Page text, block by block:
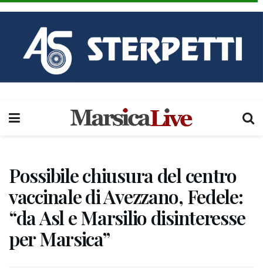
Possibile chiusura del centro
vaccinale di Avezzano, Fedele:
“da Asl e Marsilio disinteresse
per Marsica”